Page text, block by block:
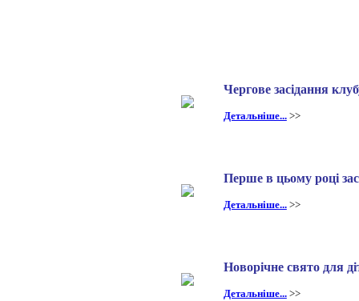
Чергове засідання
Детальніше... >>
Перше в цьому році
Детальніше... >>
Новорічне свято для
Детальніше... >>